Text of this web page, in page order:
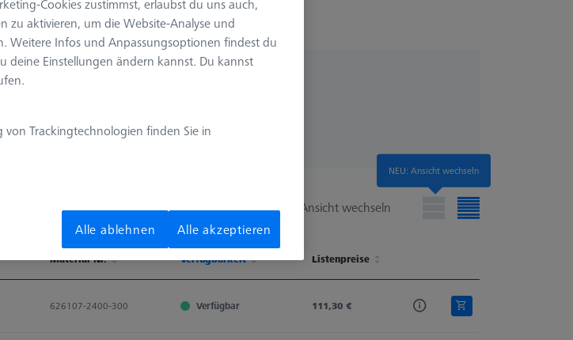
Ansicht wechseln
Verfügbarkeit
Material-Nr. Verfügbarkeit Listenpreise
626107-2400-300 Verfügbar 111,30 €
NEU: Ansicht wechseln
Cookies zustimmst, erlaubst du uns auch,
zu aktivieren, um die Website-Analyse und
Weitere Infos und Anpassungsoptionen findest du
deine Einstellungen ändern kannst. Du kannst
Trackingtechnologien finden Sie in
Alle ablehnen Alle akzeptieren